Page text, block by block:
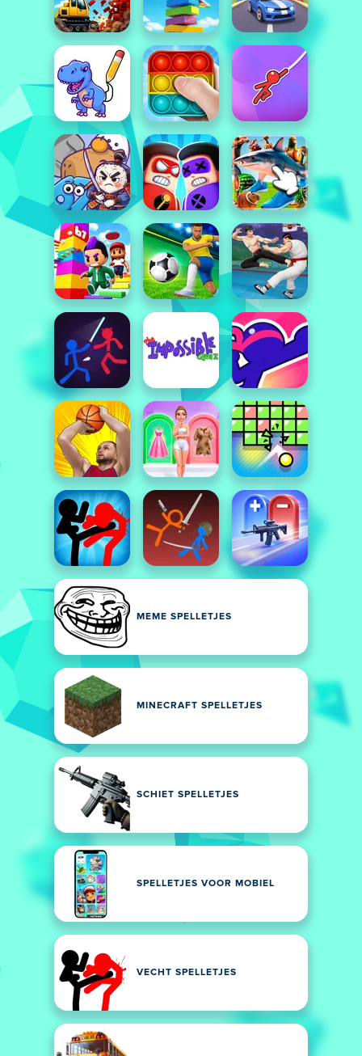
MEME SPELLETJES
MINECRAFT SPELLETJES
SCHIET SPELLETJES
SPELLETJES VOOR MOBIEL
VECHT SPELLETJES